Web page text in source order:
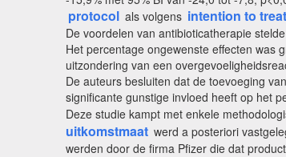
protocol als volgens intention to treat
De voordelen van antibioticatherapie
Het percentage ongewenste effecten was
uitzondering van een
De auteurs besluiten dat de toevoeging
significante gunstige invloed heeft op het
Deze studie kampt met enkele
uitkomstmaat werd a posteriori
werden door de firma Pfizer die dat